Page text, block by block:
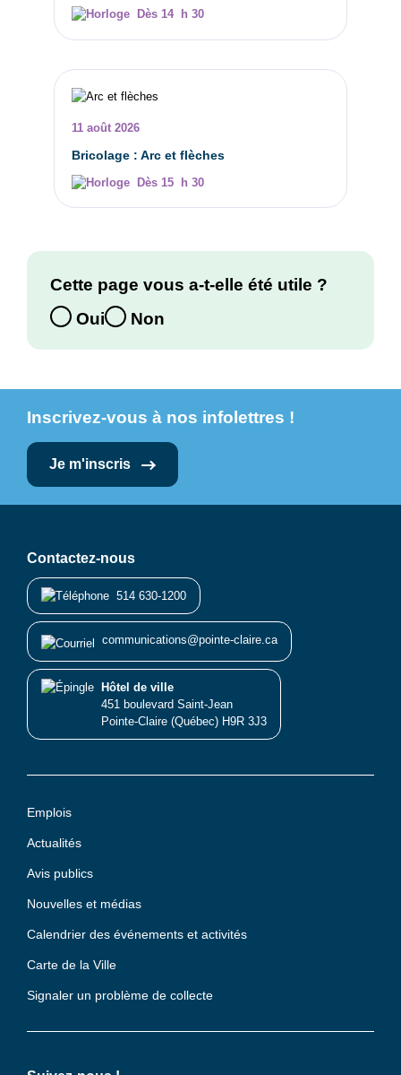
Dès 14 h 30
11 août 2026
Bricolage : Arc et flèches
Dès 15 h 30
Cette page vous a-t-elle été utile ?
Oui
Non
Inscrivez-vous à nos infolettres !
Je m'inscris
Emplois
Actualités
Avis publics
Nouvelles et médias
Calendrier des événements et activités
Carte de la Ville
Signaler un problème de collecte
Contactez-nous
514 630-1200
communications@pointe-claire.ca
Hôtel de ville
451 boulevard Saint-Jean
Pointe-Claire (Québec) H9R 3J3